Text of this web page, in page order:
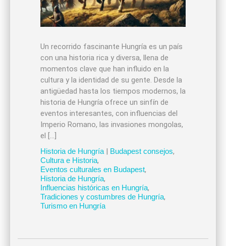
Un recorrido fascinante Hungría es un país
con una historia rica y diversa, llena de
momentos clave que han influido en la
cultura y la identidad de su gente. Desde la
antigüedad hasta los tiempos modernos, la
historia de Hungría ofrece un sinfín de
eventos interesantes, con influencias del
Imperio Romano, las invasiones mongolas,
el […]
Historia de Hungría| Budapest consejos,
Cultura e Historia,
Eventos culturales en Budapest,
Historia de Hungría,
Influencias históricas en Hungría,
Tradiciones y costumbres de Hungría,
Turismo en Hungría